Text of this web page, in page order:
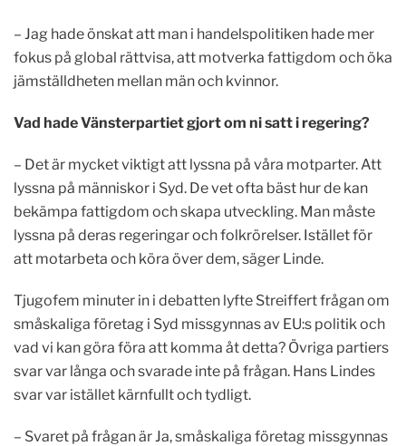
– Jag hade önskat att man i handelspolitiken hade mer
fokus på global rättvisa, att motverka fattigdom och öka
jämställdheten mellan män och kvinnor.
Vad hade Vänsterpartiet gjort om ni satt i regering?
– Det är mycket viktigt att lyssna på våra motparter. Att
lyssna på människor i Syd. De vet ofta bäst hur de kan
bekämpa fattigdom och skapa utveckling. Man måste
lyssna på deras regeringar och folkrörelser. Istället för
att motarbeta och köra över dem, säger Linde.
Tjugofem minuter in i debatten lyfte Streiffert frågan om
småskaliga företag i Syd missgynnas av EU:s politik och
vad vi kan göra föra att komma åt detta? Övriga partiers
svar var långa och svarade inte på frågan. Hans Lindes
svar var istället kärnfullt och tydligt.
– Svaret på frågan är Ja, småskaliga företag missgynnas